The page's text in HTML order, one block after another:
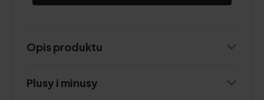
Opis produktu
Plusy i minusy